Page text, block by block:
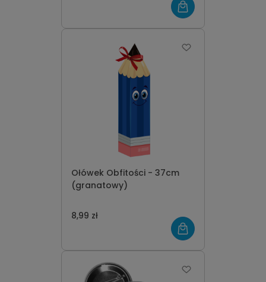
Ołówek Obfitości - 37cm
(granatowy)
8,99 zł